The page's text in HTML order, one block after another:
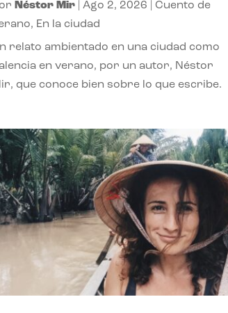
Néstor Mir |Ago 2, 2026 |Cuento de
, En la ciudad
relato ambientado en una ciudad como
en verano, por un autor, Néstor
que conoce bien sobre lo que escribe.